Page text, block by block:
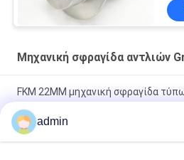
Μηχανική σφραγίδα αντλιών
FKM 22MM μηχανική σφραγίδα
αντλία Grundfos
Τύπος Χ 22mm μηχανική ταχύτητα
admin